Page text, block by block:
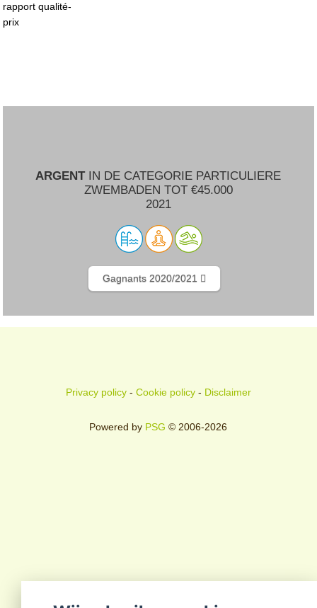
rapport qualité-
prix
ARGENTIN DE CATEGORIE PARTICULIERE
ZWEMBADEN TOT €45.000
2021
Gagnants 2020/2021
Privacy policy- Cookie policy- Disclaimer
Powered by PSG © 2006-2026